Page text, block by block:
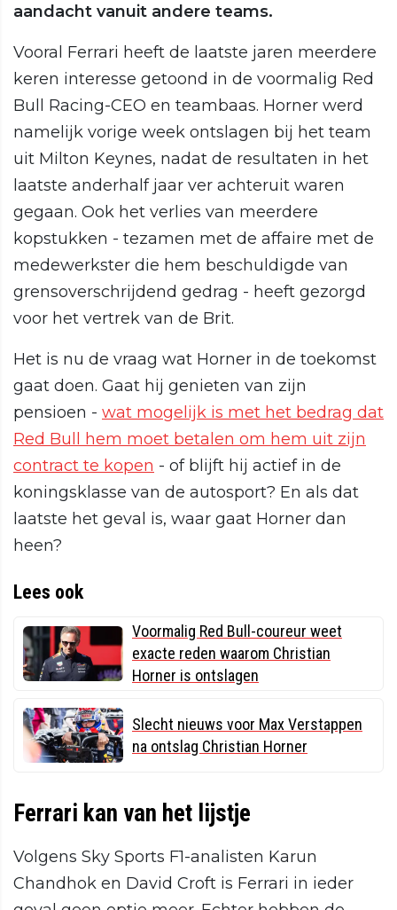
aandacht vanuit andere teams.
Vooral Ferrari heeft de laatste jaren meerdere
keren interesse getoond in de voormalig Red
Bull Racing-CEO en teambaas. Horner werd
namelijk vorige week ontslagen bij het team
uit Milton Keynes, nadat de resultaten in het
laatste anderhalf jaar ver achteruit waren
gegaan. Ook het verlies van meerdere
kopstukken - tezamen met de affaire met de
medewerkster die hem beschuldigde van
grensoverschrijdend gedrag - heeft gezorgd
voor het vertrek van de Brit.
Het is nu de vraag wat Horner in de toekomst
gaat doen. Gaat hij genieten van zijn
pensioen - wat mogelijk is met het bedrag dat
Red Bull hem moet betalen om hem uit zijn
contract te kopen - of blijft hij actief in de
koningsklasse van de autosport? En als dat
laatste het geval is, waar gaat Horner dan
heen?
Lees ook
Voormalig Red Bull-coureur weet
exacte reden waarom Christian
Horner is ontslagen
Slecht nieuws voor Max Verstappen
na ontslag Christian Horner
Ferrari kan van het lijstje
Volgens Sky Sports F1-analisten Karun
Chandhok en David Croft is Ferrari in ieder